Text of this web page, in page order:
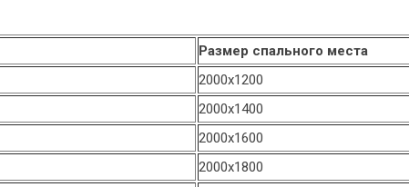
Размер спального места
2000х1200
2000х1400
2000х1600
2000х1800